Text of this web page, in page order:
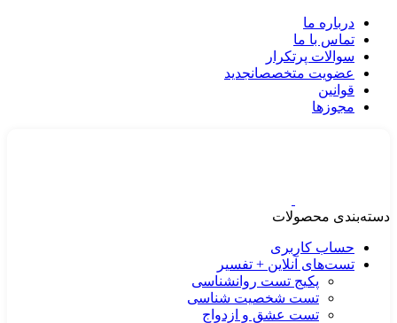
درباره ما
تماس با ما
سوالات پرتکرار
عضویت متخصصانجدید
قوانین
مجوزها
دسته‌بندی محصولات
حساب کاربری
تست‌های آنلاین + تفسیر
پکیج تست روانشناسی
تست شخصیت شناسی
تست عشق و ازدواج